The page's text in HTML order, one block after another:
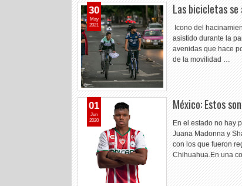
Las bicicletas se
Icono del
asistido durante la
avenidas que hace
de la movilidad …
30
May
2021
México: Estos
En el estado no hay
Juana Madonna y
con los que fueron
Chihuahua.En una
01
Jun
2020